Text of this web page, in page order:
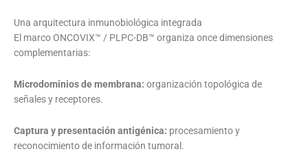
Una arquitectura inmunobiológica integrada
El marco ONCOVIX™ / PLPC-DB™ organiza once dimensiones
complementarias:
Microdominios de membrana: organización topológica de
señales y receptores.
Captura y presentación antigénica: procesamiento y
reconocimiento de información tumoral.